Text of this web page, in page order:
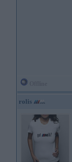
rolis